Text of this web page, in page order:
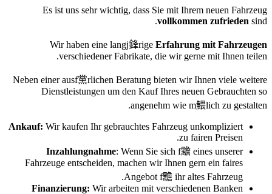
Es ist uns sehr wichtig, dass Sie mit Ihrem neuen Fahrzeug
vollkommen zufrieden sind.
Wir haben eine langj鋒rige Erfahrung mit Fahrzeugen
verschiedener Fabrikate, die wir gerne mit Ihnen teilen.
Neben einer ausf黨rlichen Beratung bieten wir Ihnen viele weitere
Dienstleistungen um den Kauf Ihres neuen Gebrauchten so
angenehm wie m鰃lich zu gestalten.
Ankauf: Wir kaufen Ihr gebrauchtes Fahrzeug unkompliziert
zu fairen Preisen.
Inzahlungnahme: Wenn Sie sich f黵 eines unserer
Fahrzeuge entscheiden, machen wir Ihnen gern ein faires
Angebot f黵 ihr altes Fahrzeug.
Finanzierung: Wir arbeiten mit verschiedenen Banken